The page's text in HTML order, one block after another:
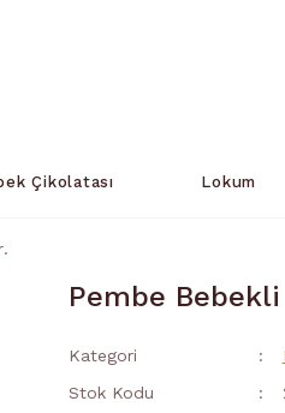
Çikolatası Lokum
Pembe
Kategori
Stok Kodu